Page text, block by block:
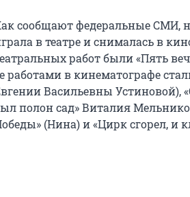
сообщают федеральные СМИ,
в театре и снималась в
работ были «Пять
работами в кинематографе
Васильевны Устиновой),
полон сад» Виталия
(Нина) и «Цирк сгорел, и